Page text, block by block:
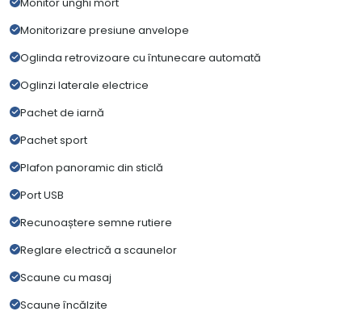
Monitor unghi mort
Monitorizare presiune anvelope
Oglinda retrovizoare cu întunecare automată
Oglinzi laterale electrice
Pachet de iarnă
Pachet sport
Plafon panoramic din sticlă
Port USB
Recunoaștere semne rutiere
Reglare electrică a scaunelor
Scaune cu masaj
Scaune încălzite